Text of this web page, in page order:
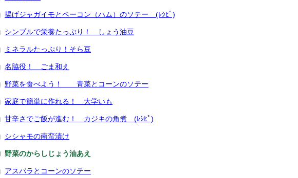
揚げジャガイモとベーコン（ハム）のソテー (ﾚｼﾋﾟ)
シンプルで栄養たっぷり！ しょう油豆
ミネラルたっぷり！そら豆
名脇役！ ごま和え
野菜を食べよう！ 青菜とコーンのソテー
家庭で簡単に作れる！ 大学いも
甘辛さでご飯が進む！ カジキの角煮 (ﾚｼﾋﾟ)
シシャモの南蛮漬け
野菜のからしじょう油あえ
アスパラとコーンのソテー